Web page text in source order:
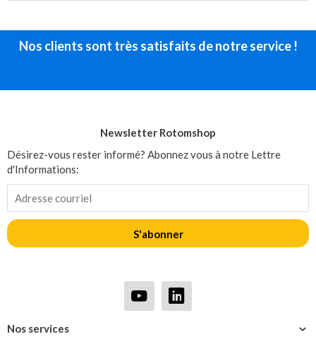
Nos clients sont très satisfaits de notre service !
Nos services
Newsletter Rotomshop
Désirez-vous rester informé? Abonnez vous à notre Lettre
d'Informations:
S'abonner